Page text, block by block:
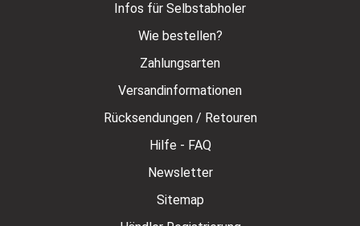
Infos für Selbstabholer
Wie bestellen?
Zahlungsarten
Versandinformationen
Rücksendungen / Retouren
Hilfe - FAQ
Newsletter
Sitemap